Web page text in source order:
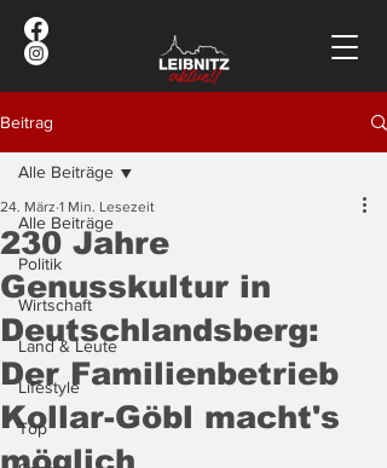
Beitrag
Alle Beiträge
Politik
Wirtschaft
Land & Leute
Lifestyle
Top
Alle Beiträge
230 Jahre
Genusskultur in
Deutschlandsberg:
Der Familienbetrieb
Kollar-Göbl macht's
möglich
24. März 1 Min. Lesezeit